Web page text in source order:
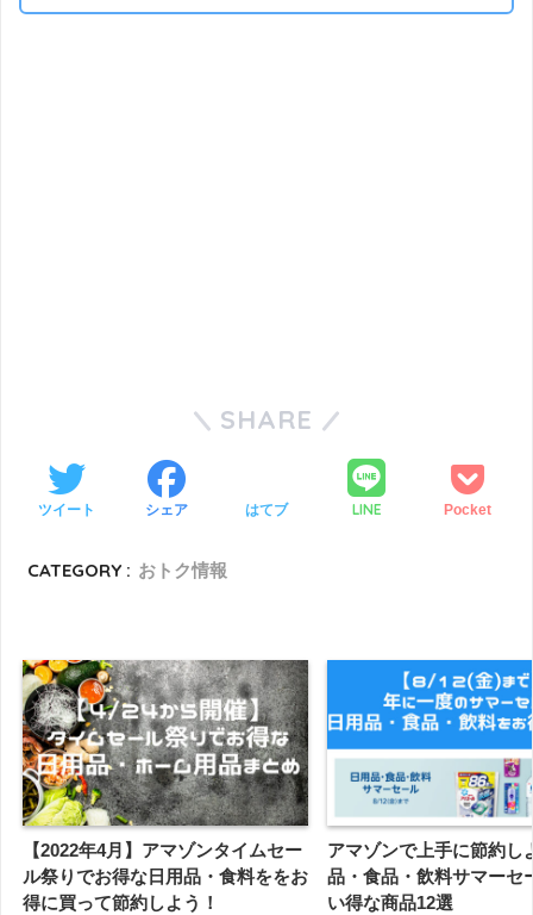
SHARE
ツイート シェア はてブ LINE Pocket
CATEGORY : おトク情報
【2022年4月】アマゾンタイムセー
ル祭りでお得な日用品・食料ををお
得に買って節約しよう！
アマゾンで上手に節約し
品・食品・飲料サマーセ
い得な商品12選